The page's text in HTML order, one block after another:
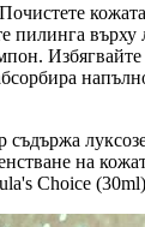
пилинга
съдържа
на
Choice